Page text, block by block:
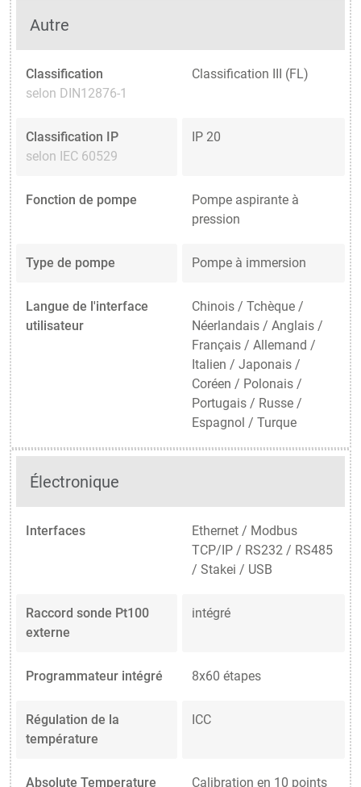
Autre
Classification
selon DIN12876-1
Classification III (FL)
Classification IP
selon IEC 60529
IP 20
Fonction de pompe
Pompe aspirante à
pression
Type de pompe Pompe à immersion
Langue de l'interface
utilisateur
Chinois / Tchèque /
Néerlandais / Anglais /
Français / Allemand /
Italien / Japonais /
Coréen / Polonais /
Portugais / Russe /
Espagnol / Turque
Électronique
Interfaces
Ethernet / Modbus
TCP/IP / RS232 / RS485
/ Stakei / USB
Raccord sonde Pt100
externe
intégré
Programmateur intégré 8x60 étapes
Régulation de la
température
ICC
Absolute Temperature Calibration en 10 points